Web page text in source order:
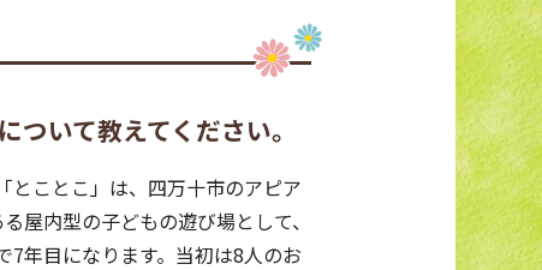
いて教えてください。
とことこ」は、四万十市のアピア
屋内型の子どもの遊び場として、
7年目になります。当初は8人のお